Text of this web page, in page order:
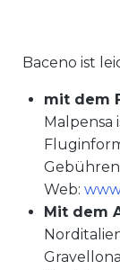
Baceno ist
mit dem
Malpensa
Web:
Mit dem